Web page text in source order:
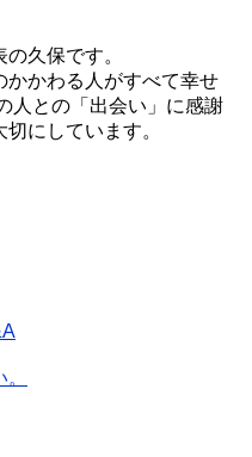
久保です。
かかわる人がすべて幸せ
人との「出会い」に感謝
にしています。